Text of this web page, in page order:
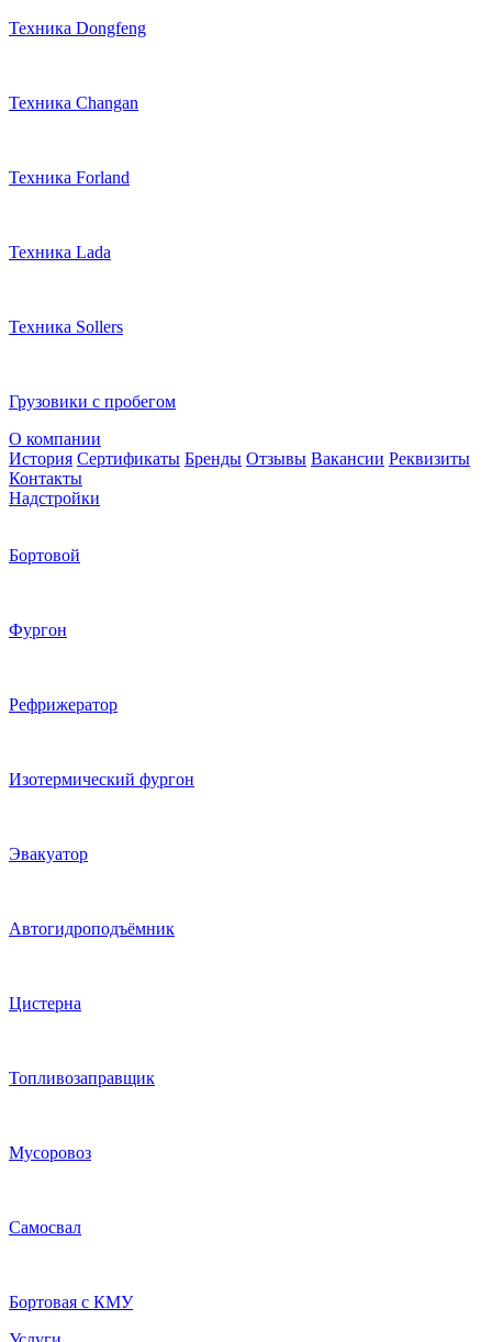
Техника Dongfeng
Техника Changan
Техника Forland
Техника Lada
Техника Sollers
Грузовики с пробегом
О компании
История Сертификаты Бренды Отзывы Вакансии Реквизиты
Контакты
Надстройки
Бортовой
Фургон
Рефрижератор
Изотермический фургон
Эвакуатор
Автогидроподъёмник
Цистерна
Топливозаправщик
Мусоровоз
Самосвал
Бортовая с КМУ